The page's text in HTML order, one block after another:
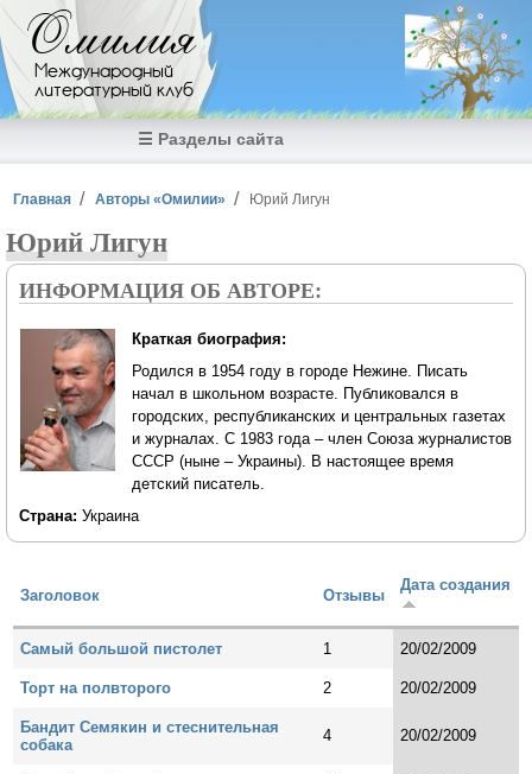
Перейти к основному содержанию
Омилия
Международный
литературный клуб
☰ Разделы сайта
Вы здесь
Главная Авторы «Омилии» Юрий Лигун
Юрий Лигун
ИНФОРМАЦИЯ ОБ АВТОРЕ:
Краткая биография:
Родился в 1954 году в городе Нежине. Писать
начал в школьном возрасте. Публиковался в
городских, республиканских и центральных газетах
и журналах. С 1983 года – член Союза журналистов
СССР (ныне – Украины). В настоящее время
детский писатель.
Страна: Украина
Заголовок Отзывы
Дата создания
Самый большой пистолет 1 20/02/2009
Торт на полвторого 2 20/02/2009
Бандит Семякин и стеснительная
собака
4 20/02/2009